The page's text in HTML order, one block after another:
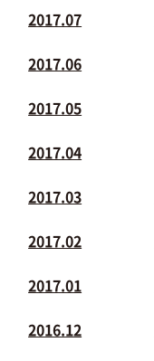
2017.07
2017.06
2017.05
2017.04
2017.03
2017.02
2017.01
2016.12